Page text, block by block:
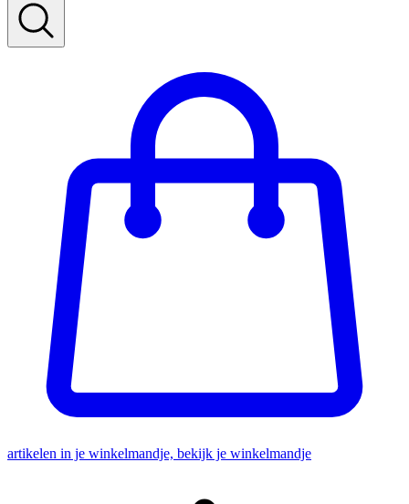
artikelen in je winkelmandje, bekijk je winkelmandje